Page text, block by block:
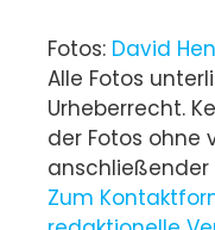
Fotos: David
Alle Fotos
Urheberrecht.
der Fotos ohne
Zum